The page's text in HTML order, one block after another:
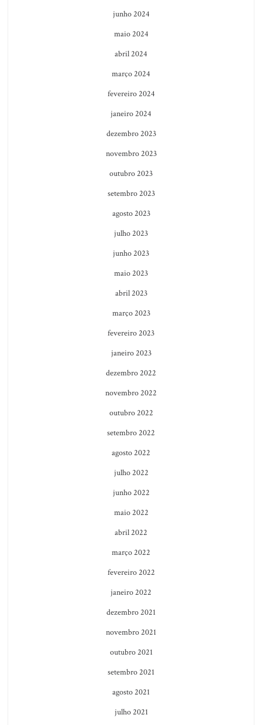
junho 2024
maio 2024
abril 2024
março 2024
fevereiro 2024
janeiro 2024
dezembro 2023
novembro 2023
outubro 2023
setembro 2023
agosto 2023
julho 2023
junho 2023
maio 2023
abril 2023
março 2023
fevereiro 2023
janeiro 2023
dezembro 2022
novembro 2022
outubro 2022
setembro 2022
agosto 2022
julho 2022
junho 2022
maio 2022
abril 2022
março 2022
fevereiro 2022
janeiro 2022
dezembro 2021
novembro 2021
outubro 2021
setembro 2021
agosto 2021
julho 2021